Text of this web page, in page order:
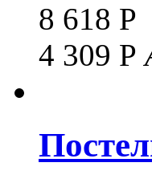
8 618 Р
4 309 Р